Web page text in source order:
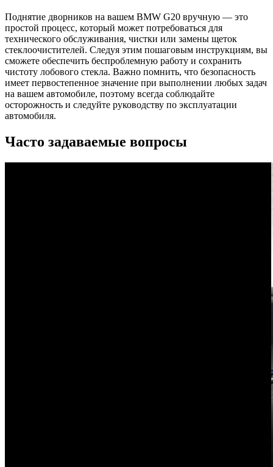
Поднятие дворников на вашем BMW G20 вручную — это
простой процесс, который может потребоваться для
технического обслуживания, чистки или замены щеток
стеклоочистителей. Следуя этим пошаговым инструкциям, вы
сможете обеспечить беспроблемную работу и сохранить
чистоту лобового стекла. Важно помнить, что безопасность
имеет первостепенное значение при выполнении любых задач
на вашем автомобиле, поэтому всегда соблюдайте
осторожность и следуйте руководству по эксплуатации
автомобиля.
Часто задаваемые вопросы